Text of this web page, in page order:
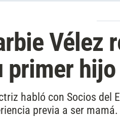
Vélez
primer hijo
habló con Socios del
previa a ser mamá.